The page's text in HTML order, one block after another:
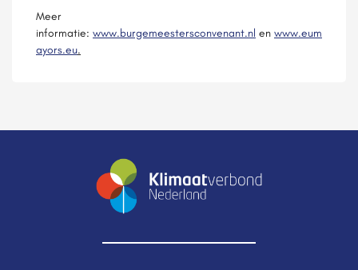
Meer
informatie: www.burgemeestersconvenant.nl en www.eum
ayors.eu.